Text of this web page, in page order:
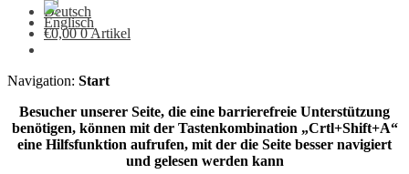
€0,00 0 Artikel
Navigation: Start
Besucher unserer Seite, die eine barrierefreie Unterstützung
benötigen, können mit der Tastenkombination „Crtl+Shift+A“
eine Hilfsfunktion aufrufen, mit der die Seite besser navigiert
und gelesen werden kann